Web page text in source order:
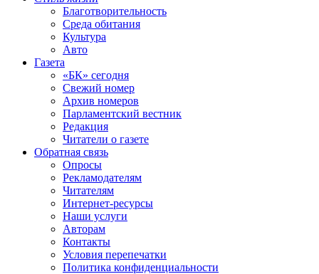
Благотворительность
Среда обитания
Культура
Авто
Газета
«БК» сегодня
Свежий номер
Архив номеров
Парламентский вестник
Редакция
Читатели о газете
Обратная связь
Опросы
Рекламодателям
Читателям
Интернет-ресурсы
Наши услуги
Авторам
Контакты
Условия перепечатки
Политика конфиденциальности